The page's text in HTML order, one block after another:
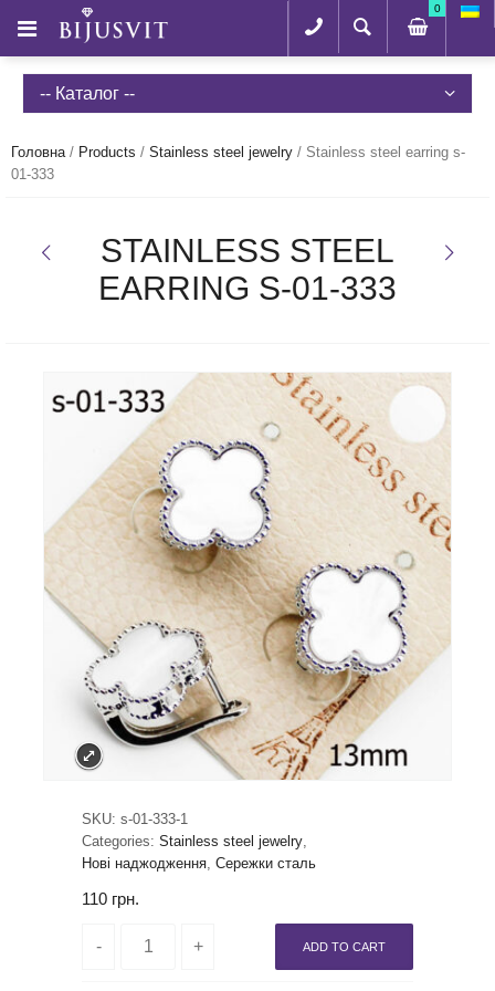
0
-- Каталог --
Головна/ Products / Stainless steel jewelry / Stainless steel earring s-
01-333
STAINLESS STEEL
EARRING S-01-333
SKU: s-01-333-1
Categories: Stainless steel jewelry,
Нові наджодження, Сережки сталь
110 грн.
ADD TO CART